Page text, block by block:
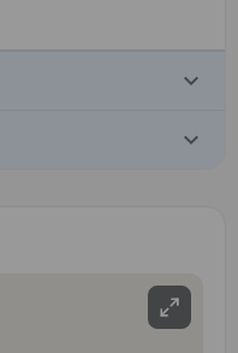
keyboard_arrow_down
keyboard_arrow_down